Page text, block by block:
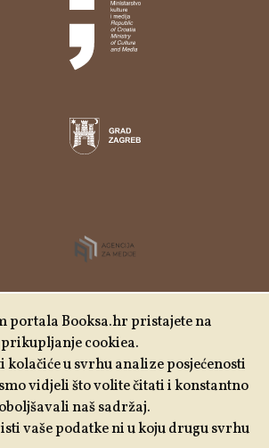
je korisnik institucionalne podrške
za razvoj civilnoga društva za
udruge u području demokratizacije i
portala Booksa.hr pristajete na
prikupljanje cookiea.
u svrhu analize posjećenosti
vidjeli što volite čitati i konstantno
naš sadržaj.
vaše podatke ni u koju drugu svrhu